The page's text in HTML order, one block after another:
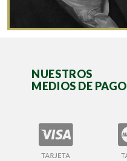
NUESTROS
MEDIOS DE PAGO